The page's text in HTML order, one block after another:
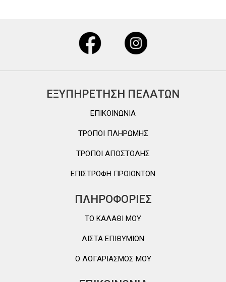
ΕΞΥΠΗΡΕΤΗΣΗ ΠΕΛΑΤΩΝ
ΕΠΙΚΟΙΝΩΝΙΑ
ΤΡΟΠΟΙ ΠΛΗΡΩΜΗΣ
ΤΡΟΠΟΙ ΑΠΟΣΤΟΛΗΣ
ΕΠΙΣΤΡΟΦΗ ΠΡΟΙΟΝΤΩΝ
ΠΛΗΡΟΦΟΡΙΕΣ
TO ΚΑΛΑΘΙ MOY
ΛΙΣΤΑ ΕΠΙΘΥΜΙΩΝ
Ο ΛΟΓΑΡΙΑΣΜΟΣ ΜΟΥ